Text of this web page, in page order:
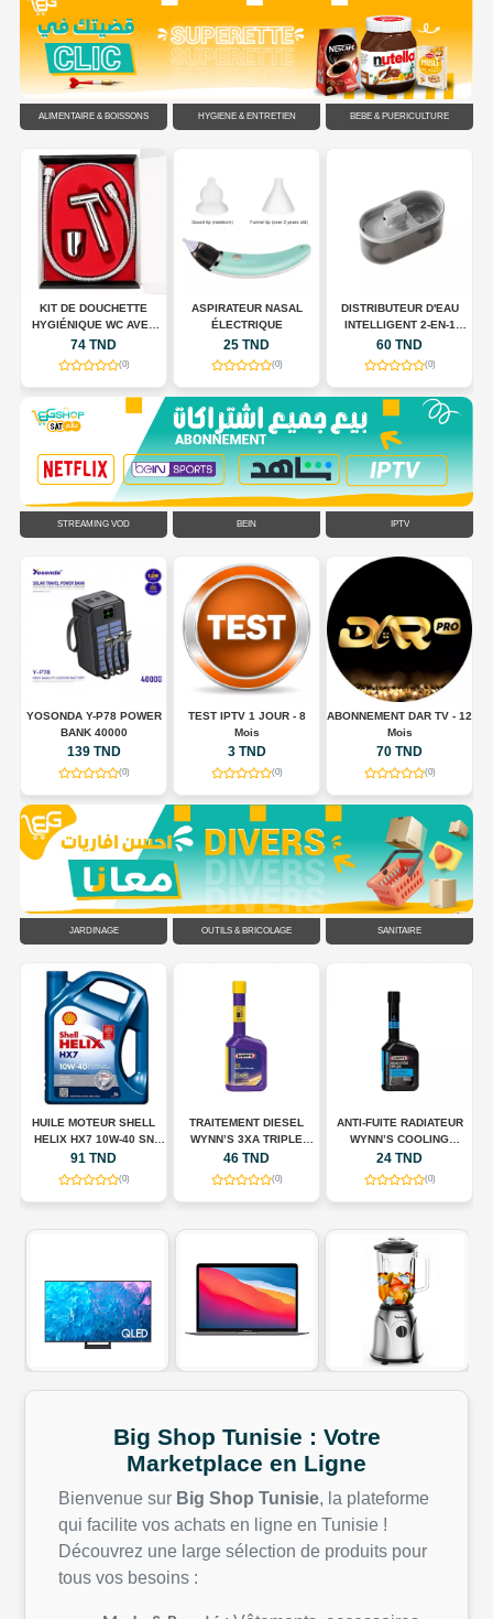
ALIMENTAIRE & BOISSONS HYGIÈNE & ENTRETIEN BÉBÉ & PUÉRICULTURE
KIT DE DOUCHETTE
HYGIÉNIQUE WC AVEC
FLEXIBLE EN ACIER
INOXYDABLE
74 TND
(0)
ASPIRATEUR NASAL
ÉLECTRIQUE
25 TND
(0)
DISTRIBUTEUR D'EAU
INTELLIGENT 2-EN-1
POUR CHIENS ET CHATS
60 TND
(0)
STREAMING VOD BEIN IPTV
YOSONDA Y-P78 POWER
BANK 40000
139 TND
(0)
TEST IPTV 1 JOUR - 8
Mois
3 TND
(0)
ABONNEMENT DAR TV - 12
Mois
70 TND
(0)
JARDINAGE OUTILS & BRICOLAGE SANITAIRE
HUILE MOTEUR SHELL
HELIX HX7 10W-40 SN
PLUS – 5 L
91 TND
(0)
TRAITEMENT DIESEL
WYNN’S 3XA TRIPLE
ACTION – 325 ML
46 TND
(0)
ANTI-FUITE RADIATEUR
WYNN’S COOLING
SYSTEM STOP LEAK –
325 ML
24 TND
(0)
Big Shop Tunisie : Votre
Marketplace en Ligne
Bienvenue sur Big Shop Tunisie, la plateforme
qui facilite vos achats en ligne en Tunisie !
Découvrez une large sélection de produits pour
tous vos besoins :